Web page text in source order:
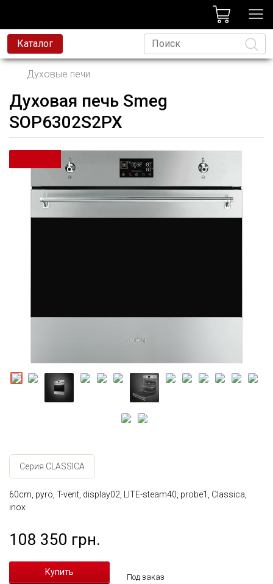
Каталог
Духовые печи
Духовая печь Smeg
SOP6302S2PX
Серия CLASSICA
60cm, pyro, T-vent, display02, LITE-steam40, probe1, Classica,
inox
108 350 грн.
Под заказ